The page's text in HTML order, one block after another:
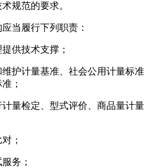
规范的要求。
当履行下列职责：
供技术支撑；
维护计量基准、社会公用计量标准
；
计量检定、型式评价、商品量计量
；
务；